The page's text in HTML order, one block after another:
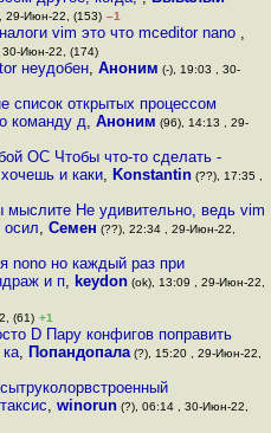
29-Июн-22, (153) –1
vim это что mceditor nano ,
Июн-22, (174)
неудобен, Аноним (-), 19:03 , 30-
список открытых процессом
команду д, Аноним (96), 14:13 , 29-
ОС Чтобы что-то сделать -
и каки, Konstantin (??), 17:35 ,
мыслите Не удивительно, ведь vim
осил, Семен (??), 22:34 , 29-Июн-22,
nono но каждый раз при
и п, keydon (ok), 13:09 , 29-Июн-22,
(61) +1
D Пару конфигов поправить
, Попандопала (?), 15:20 , 29-Июн-22,
, winorun(?), 06:14 , 30-Июн-22,